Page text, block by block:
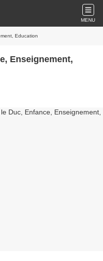
MENU
Education
Enseignement,